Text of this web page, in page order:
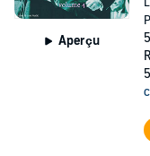
Aperçu